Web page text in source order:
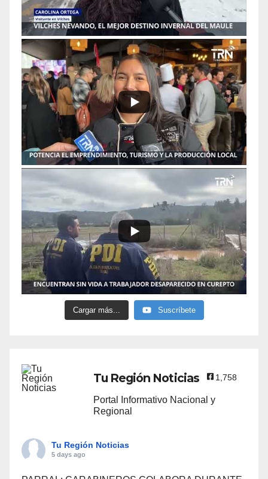
Cargar más... Suscríbete
Tu Región Noticias 1,758
Portal Informativo Nacional y
Regional
Tu Región Noticias
5 days ago